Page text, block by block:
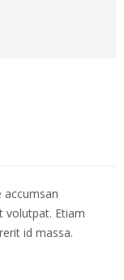
accumsan
volutpat. Etiam
id massa.